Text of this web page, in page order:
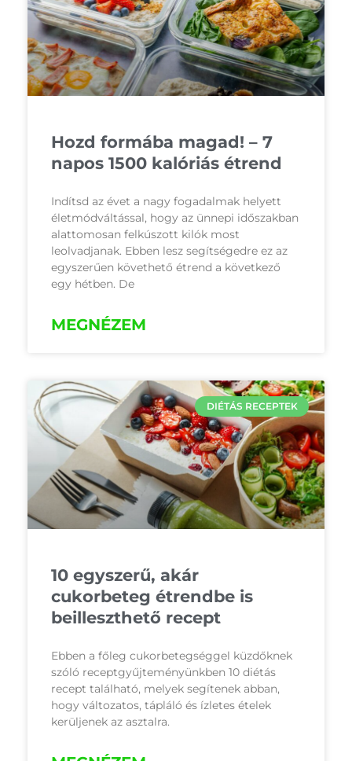
Hozd formába magad! – 7
napos 1500 kalóriás étrend
Indítsd az évet a nagy fogadalmak helyett
életmódváltással, hogy az ünnepi időszakban
alattomosan felkúszott kilók most
leolvadjanak. Ebben lesz segítségedre ez az
egyszerűen követhető étrend a következő
egy hétben. De
MEGNÉZEM
DIÉTÁS RECEPTEK
10 egyszerű, akár
cukorbeteg étrendbe is
beilleszthető recept
Ebben a főleg cukorbetegséggel küzdőknek
szóló receptgyűjteményünkben 10 diétás
recept található, melyek segítenek abban,
hogy változatos, tápláló és ízletes ételek
kerüljenek az asztalra.